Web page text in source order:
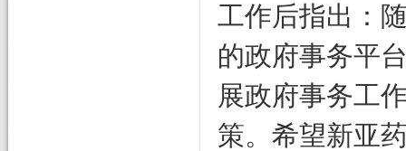
工作后指出：
的政府事务平
展政府事务工
策。希望新亚